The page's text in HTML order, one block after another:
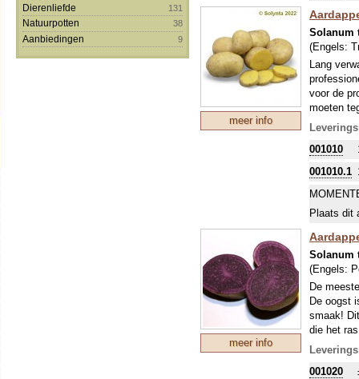
Dierenliefde
131
Natuurpotten 38
Aanbiedingen 9
Berucht:
onkruid in
maakt
meer info
Solanum
(Engels:
Lang
voor de
moeten
dus met
aardappel
de losse
Nog even
De
goudgele
001010
001010.1
Plaats dit
meer info
Solanum
(Engels:
De
De oogst
smaak!
die het
Onze
ons
001020